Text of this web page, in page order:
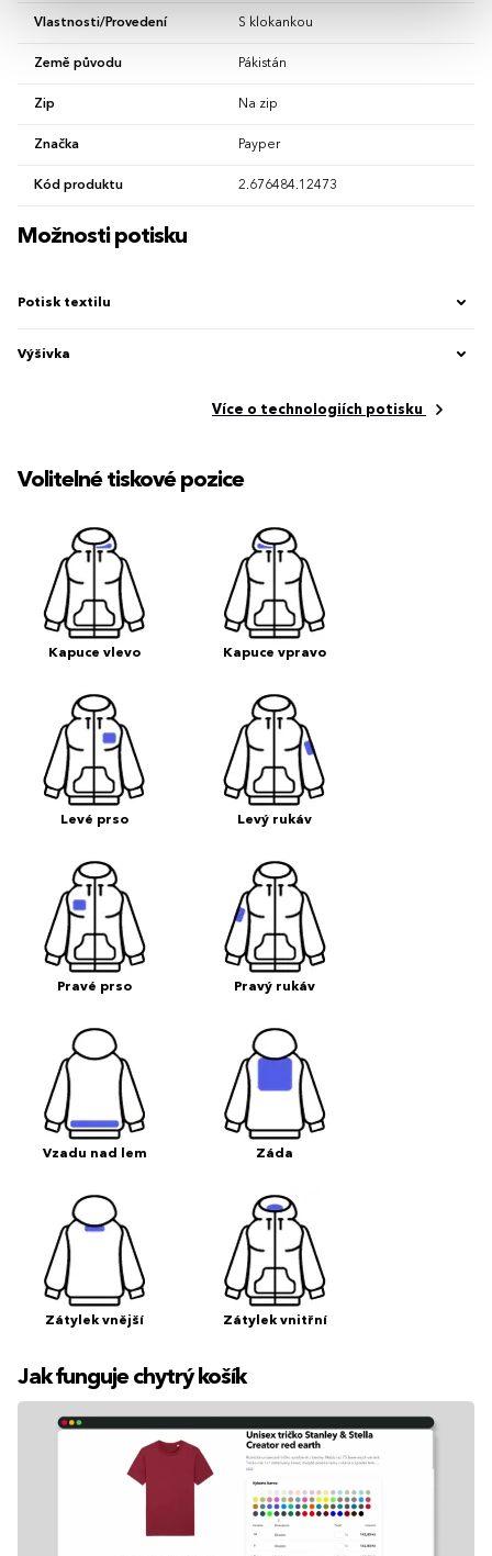
Vlastnosti/Provedení S klokankou
Země původu Pákistán
Zip Na zip
Značka Payper
Kód produktu 2.676484.12473
Možnosti potisku
Potisk textilu
Výšivka
Více o technologiích potisku
Volitelné tiskové pozice
Kapuce vlevo Kapuce vpravo
Levé prso Levý rukáv
Pravé prso Pravý rukáv
Vzadu nad lem Záda
Zátylek vnější Zátylek vnitřní
Jak funguje chytrý košík